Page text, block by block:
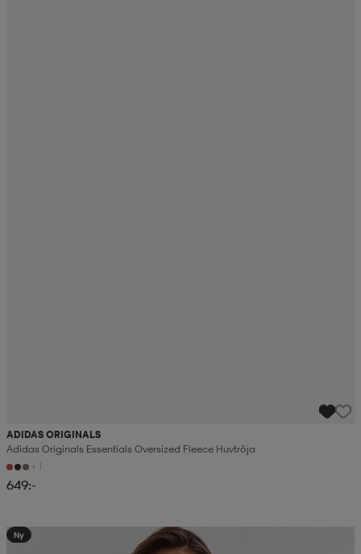
ADIDAS ORIGINALS
Adidas Originals Essentials Oversized Fleece Huvtröja
+1
649:-
Ny